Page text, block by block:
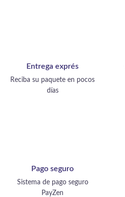
Entrega exprés
Reciba su paquete en pocos
días
Pago seguro
Sistema de pago seguro
PayZen